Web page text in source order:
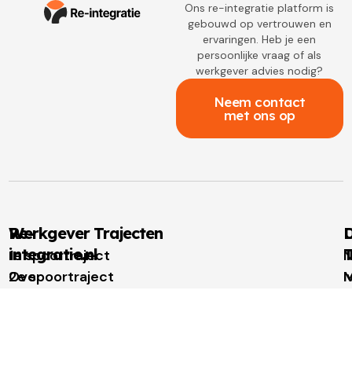
Ons re-integratie platform is
gebouwd op vertrouwen en
ervaringen. Heb je een
persoonlijke vraag of als
werkgever advies nodig?
Neem contact
met ons op
Re-
integratie.nl
Over
Werkgever Trajecten
1e spoortraject
2e spoortraject